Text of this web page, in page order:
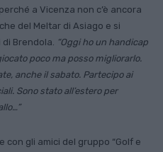
perché a Vicenza non c’è ancora
del Meltar di Asiago e si
di Brendola. “Oggi ho un handicap
poco ma posso migliorarlo.
anche il sabato. Partecipo ai
Sono stato all’estero per
con gli amici del gruppo “Golf e